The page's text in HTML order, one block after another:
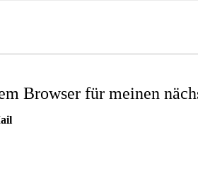
Browser für meinen